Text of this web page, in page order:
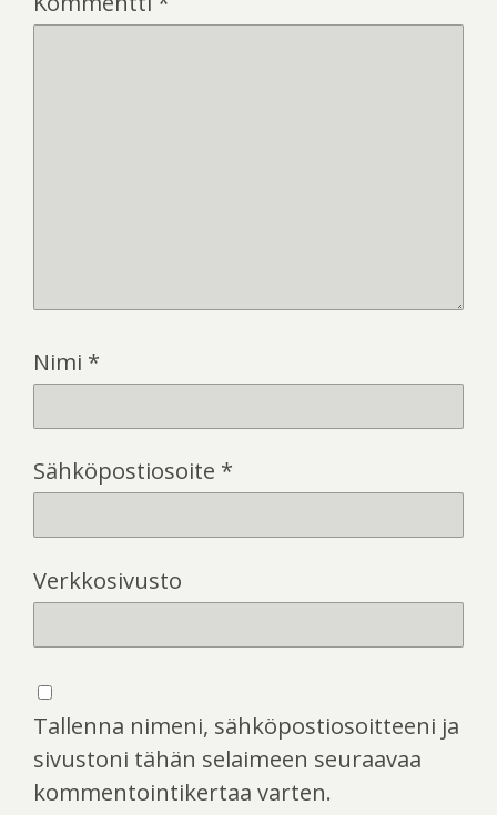
Nimi *
Sähköpostiosoite *
Verkkosivusto
Tallenna nimeni, sähköpostiosoitteeni ja
sivustoni tähän selaimeen seuraavaa
kommentointikertaa varten.